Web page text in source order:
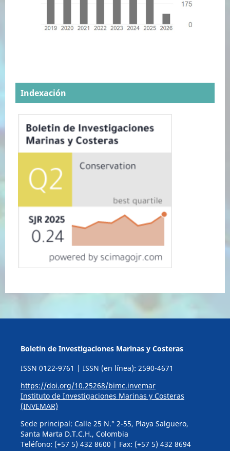
Indexación
Boletín de Investigaciones Marinas y Costeras
ISSN 0122-9761 | ISSN (en línea): 2590-4671
https://doi.org/10.25268/bimc.invemar
Instituto de Investigaciones Marinas y Costeras
(INVEMAR)
Sede principal: Calle 25 N.° 2-55, Playa Salguero,
Santa Marta D.T.C.H., Colombia
Teléfono: (+57 5) 432 8600 | Fax: (+57 5) 432 8694